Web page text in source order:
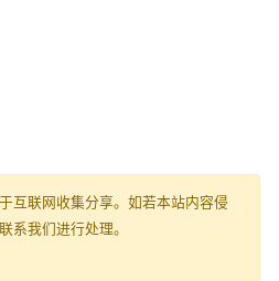
互联网收集分享。如若本站内容侵
系我们进行处理。